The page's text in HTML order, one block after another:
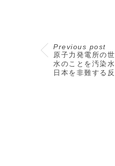
Previous post
原子力発電所の
水のことを汚染
日本を非難する